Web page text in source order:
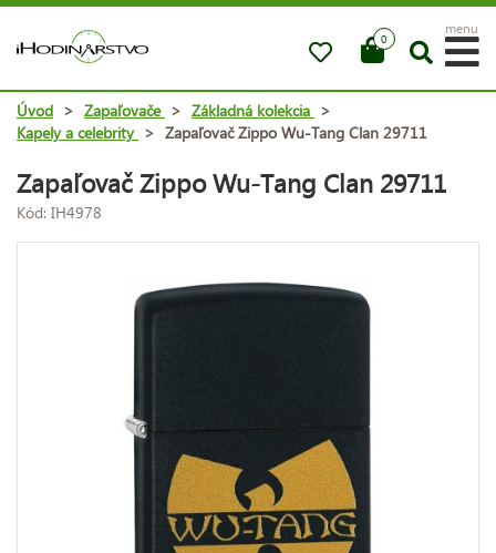
0
menu
Úvod > Zapaľovače > Základná kolekcia >
Kapely a celebrity > Zapaľovač Zippo Wu-Tang Clan 29711
Zapaľovač Zippo Wu-Tang Clan 29711
Kód: IH4978